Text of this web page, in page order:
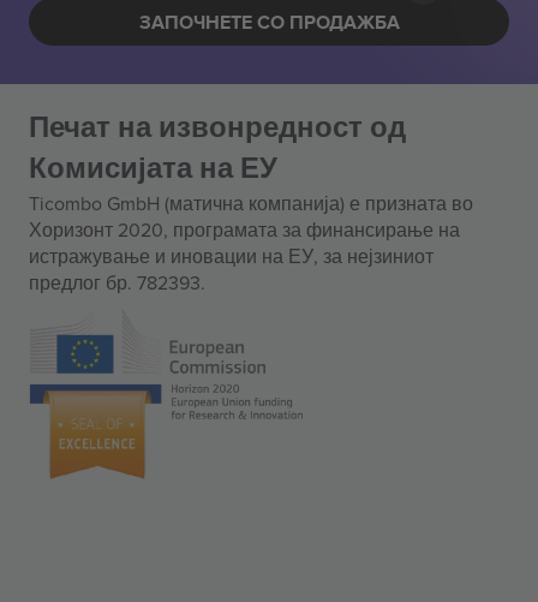
ЗАПОЧНЕТЕ СО ПРОДАЖБА
Печат на извонредност од
Комисијата на ЕУ
Ticombo GmbH (матична компанија) е призната во
Хоризонт 2020, програмата за финансирање на
истражување и иновации на ЕУ, за нејзиниот
предлог бр. 782393.